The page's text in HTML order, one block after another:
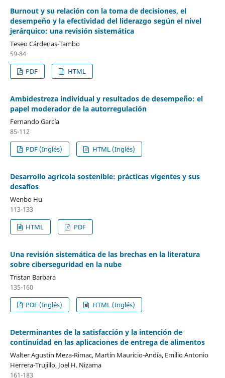
Burnout y su relación con la toma de decisiones, el
desempeño y la efectividad del liderazgo según el nivel
jerárquico: una revisión sistemática
Teseo Cárdenas-Tambo
59-84
PDF
HTML
Ambidestreza individual y resultados de desempeño: el
papel moderador de la autorregulación
Fernando García
85-112
PDF (Inglés)
HTML (Inglés)
Desarrollo agrícola sostenible: prácticas vigentes y sus
desafíos
Wenbo Hu
113-133
HTML
PDF
Una revisión sistemática de las brechas en la literatura
sobre ciberseguridad en la nube
Tristan Barbara
135-160
PDF (Inglés)
HTML (Inglés)
Determinantes de la satisfacción y la intención de
continuidad en las aplicaciones de entrega de alimentos
Walter Agustin Meza-Rimac, Martín Mauricio-Andía, Emilio Antonio
Herrera-Trujillo, Joel H. Nizama
161-183